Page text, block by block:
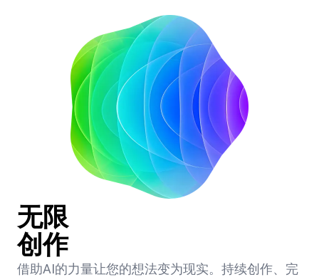
无限
创作
借助AI的力量让您的想法变为现实。持续创作、完